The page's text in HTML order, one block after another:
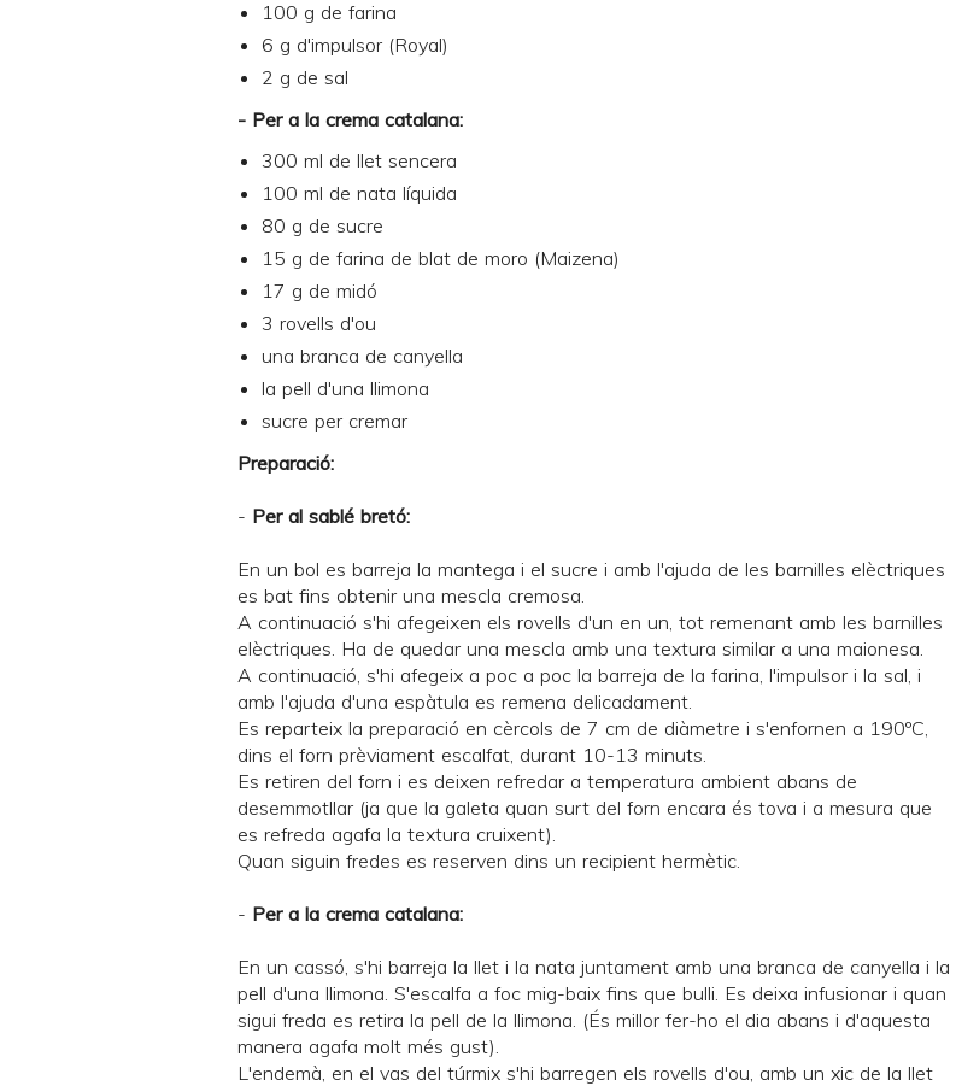
100 g de farina
6 g d'impulsor (Royal)
2 g de sal
- Per a la crema catalana:
300 ml de llet sencera
100 ml de nata líquida
80 g de sucre
15 g de farina de blat de moro (Maizena)
17 g de midó
3 rovells d'ou
una branca de canyella
la pell d'una llimona
sucre per cremar
Preparació:
- Per al sablé bretó:
En un bol es barreja la mantega i el sucre i amb l'ajuda de les barnilles elèctriques
es bat fins obtenir una mescla cremosa.
A continuació s'hi afegeixen els rovells d'un en un, tot remenant amb les barnilles
elèctriques. Ha de quedar una mescla amb una textura similar a una maionesa.
A continuació, s'hi afegeix a poc a poc la barreja de la farina, l'impulsor i la sal, i
amb l'ajuda d'una espàtula es remena delicadament.
Es reparteix la preparació en cèrcols de 7 cm de diàmetre i s'enfornen a 190ºC,
dins el forn prèviament escalfat, durant 10-13 minuts.
Es retiren del forn i es deixen refredar a temperatura ambient abans de
desemmotllar (ja que la galeta quan surt del forn encara és tova i a mesura que
es refreda agafa la textura cruixent).
Quan siguin fredes es reserven dins un recipient hermètic.
- Per a la crema catalana:
En un cassó, s'hi barreja la llet i la nata juntament amb una branca de canyella i la
pell d'una llimona. S'escalfa a foc mig-baix fins que bulli. Es deixa infusionar i quan
sigui freda es retira la pell de la llimona. (És millor fer-ho el dia abans i d'aquesta
manera agafa molt més gust).
L'endemà, en el vas del túrmix s'hi barregen els rovells d'ou, amb un xic de la llet